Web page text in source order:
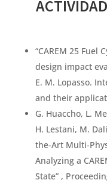
“CAREM 25 Fuel
design impact
E. M. Lopasso.
and their
G. Huaccho, L.
H. Lestani, M.
the-Art Multi-
Analyzing a
State” ,